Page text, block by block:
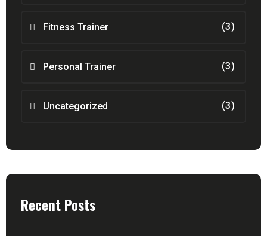
Fitness Trainer (3)
Personal Trainer (3)
Uncategorized (3)
Recent Posts